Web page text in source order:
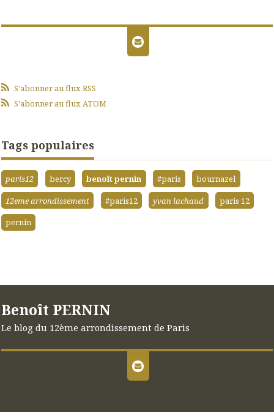
S'abonner au flux RSS
S'abonner au flux ATOM
Tags populaires
paris12 bercy benoît pernin #paris
bournazel
12eme arrondissement
#paris12 yvan lachaud
paris 12
pernin
Benoît PERNIN
Le blog du 12ème arrondissement de Paris